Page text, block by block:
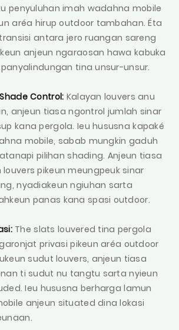
penyuluhan imah wadahna mobile
aréa hirup outdoor tambahan. Éta
antara jero ruangan sareng
anjeun ngaraosan hawa kabuka
tina unsur-unsur.
Control: Kalayan louvers anu
anjeun tiasa ngontrol jumlah sinar
kana pergola. Ieu hususna kapaké
mobile, sabab mungkin gaduh
pilihan shading. Anjeun tiasa
pikeun meungpeuk sinar
nyadiakeun ngiuhan sarta
panas kana spasi outdoor.
The slats louvered tina pergola
privasi pikeun aréa outdoor
sudut louvers, anjeun tiasa
ti sudut nu tangtu sarta nyieun
Ieu hususna berharga lamun
anjeun situated dina lokasi